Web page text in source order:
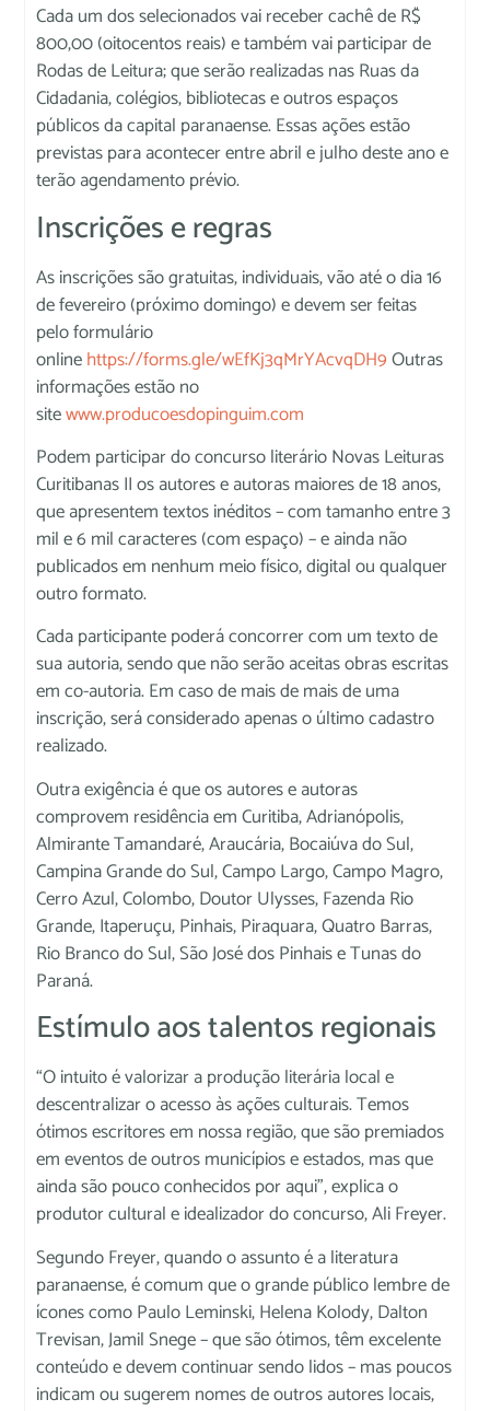
Cada um dos selecionados vai receber cachê de R$
800,00 (oitocentos reais) e também vai participar de
Rodas de Leitura; que serão realizadas nas Ruas da
Cidadania, colégios, bibliotecas e outros espaços
públicos da capital paranaense. Essas ações estão
previstas para acontecer entre abril e julho deste ano e
terão agendamento prévio.
Inscrições e regras
As inscrições são gratuitas, individuais, vão até o dia 16
de fevereiro (próximo domingo) e devem ser feitas
pelo formulário
onlinehttps://forms.gle/wEfKj3qMrYAcvqDH9Outras
informações estão no
sitewww.producoesdopinguim.com
Podem participar do concurso literário Novas Leituras
Curitibanas II os autores e autoras maiores de 18 anos,
que apresentem textos inéditos – com tamanho entre 3
mil e 6 mil caracteres (com espaço) – e ainda não
publicados em nenhum meio físico, digital ou qualquer
outro formato.
Cada participante poderá concorrer com um texto de
sua autoria, sendo que não serão aceitas obras escritas
em co-autoria. Em caso de mais de mais de uma
inscrição, será considerado apenas o último cadastro
realizado.
Outra exigência é que os autores e autoras
comprovem residência em Curitiba, Adrianópolis,
Almirante Tamandaré, Araucária, Bocaiúva do Sul,
Campina Grande do Sul, Campo Largo, Campo Magro,
Cerro Azul, Colombo, Doutor Ulysses, Fazenda Rio
Grande, Itaperuçu, Pinhais, Piraquara, Quatro Barras,
Rio Branco do Sul, São José dos Pinhais e Tunas do
Paraná.
Estímulo aos talentos regionais
“O intuito é valorizar a produção literária local e
descentralizar o acesso às ações culturais. Temos
ótimos escritores em nossa região, que são premiados
em eventos de outros municípios e estados, mas que
ainda são pouco conhecidos por aqui”, explica o
produtor cultural e idealizador do concurso, Ali Freyer.
Segundo Freyer, quando o assunto é a literatura
paranaense, é comum que o grande público lembre de
ícones como Paulo Leminski, Helena Kolody, Dalton
Trevisan, Jamil Snege – que são ótimos, têm excelente
conteúdo e devem continuar sendo lidos – mas poucos
indicam ou sugerem nomes de outros autores locais,